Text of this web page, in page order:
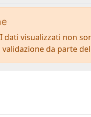
dati visualizzati non
da parte